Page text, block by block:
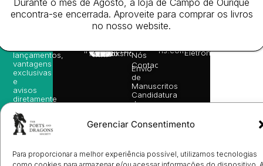
Gerenciar Consentimento
Para proporcionar a melhor experiência possível, utilizamos tecnologias
info@poetsandragons.com
Infantil
Adulto
Bookshop
Autores
Eventos
Prémio
Nós
Contactos
Envio
de
Manuscritos
Candidatura
de
Registo
de
de
Cookies
Eletrónico
nossas
sugestões
de
lançamentos,
vantagens
exclusivas
e
avisos
diretamente
e-mail.
Todos
os
Durante o mês de Agosto, a loja de Campo de Ourique
encontra-se encerrada. Aproveite para comprar os livros
no nosso website.